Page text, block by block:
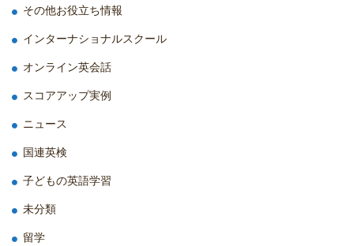
その他お役立ち情報
インターナショナルスクール
オンライン英会話
スコアアップ実例
ニュース
国連英検
子どもの英語学習
未分類
留学